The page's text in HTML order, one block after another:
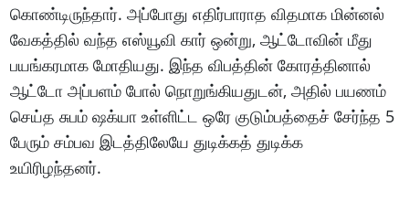
கொண்டிருந்தார். அப்போது எதிர்பாராத விதமாக மின்னல்
வேகத்தில் வந்த எஸ்யூவி கார் ஒன்று, ஆட்டோவின் மீது
பயங்கரமாக மோதியது. இந்த விபத்தின் கோரத்தினால்
ஆட்டோ அப்பளம் போல் நொறுங்கியதுடன், அதில் பயணம்
செய்த சுபம் ஷக்யா உள்ளிட்ட ஒரே குடும்பத்தைச் சேர்ந்த 5
பேரும் சம்பவ இடத்திலேயே துடிக்கத் துடிக்க
உயிரிழந்தனர்.